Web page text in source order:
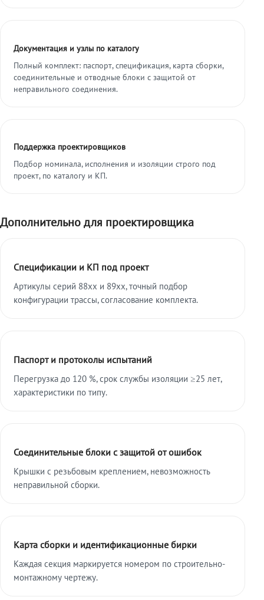
Документация и узлы по каталогу
Полный комплект: паспорт, спецификация, карта сборки,
соединительные и отводные блоки с защитой от
неправильного соединения.
Поддержка проектировщиков
Подбор номинала, исполнения и изоляции строго под
проект, по каталогу и КП.
Дополнительно для проектировщика
Спецификации и КП под проект
Артикулы серий 88xx и 89xx, точный подбор
конфигурации трассы, согласование комплекта.
Паспорт и протоколы испытаний
Перегрузка до 120 %, срок службы изоляции ≥25 лет,
характеристики по типу.
Соединительные блоки с защитой от ошибок
Крышки с резьбовым креплением, невозможность
неправильной сборки.
Карта сборки и идентификационные бирки
Каждая секция маркируется номером по строительно-
монтажному чертежу.